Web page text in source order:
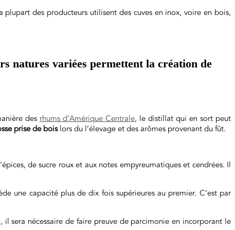
plupart des producteurs utilisent des cuves en inox, voire en bois,
natures variées permettent la création de
des rhums d’Amérique Centrale, le distillat qui en sort peut
prise de bois lors du l’élevage et des arômes provenant du fût.
de sucre roux et aux notes empyreumatiques et cendrées. Il
une capacité plus de dix fois supérieures au premier. C’est par
il sera nécessaire de faire preuve de parcimonie en incorporant le